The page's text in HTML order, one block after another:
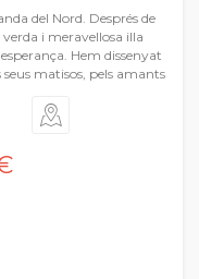
del Nord. Després de
i meravellosa illa
Hem dissenyat
matisos, pels amants
d'una celebèrrima
l'escena sempre nova de
i llacs. No ens hem
on les cerveses són les
Tindrem també un tast